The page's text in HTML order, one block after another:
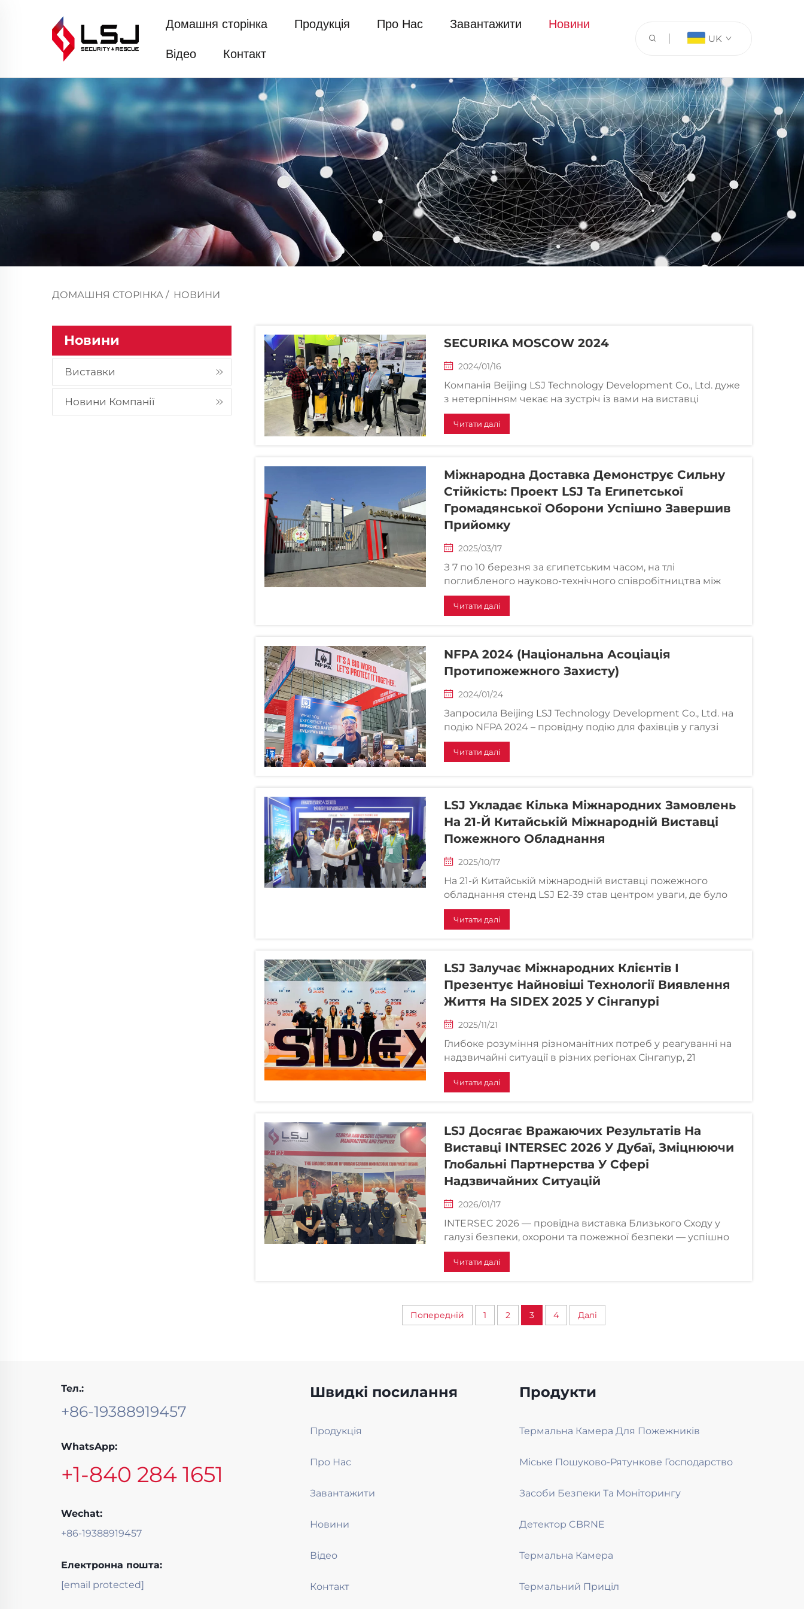
Домашня сторінка Продукція Про Нас Завантажити Новини
Відео Контакт
UK
ДОМАШНЯ СТОРІНКА / НОВИНИ
Новини
Виставки
Новини Компанії
SECURIKA MOSCOW 2024
2024/01/16
Компанія Beijing LSJ Technology Development Co., Ltd. дуже
з нетерпінням чекає на зустріч із вами на виставці
безпеки та охорони SECURIKA Moscow. Ми пропонуємо
низку сучасних пристроїв, які допомагають рятувати життя
Читати далі
Міжнародна Доставка Демонструє Сильну
Стійкість: Проект LSJ Та Египетської
Громадянської Оборони Успішно Завершив
Прийомку
2025/03/17
З 7 по 10 березня за єгипетським часом, на тлі
поглибленого науково-технічного співробітництва між
Китаєм і Єгиптом, компанія LSJ здійснила систематичну
поставку до Центрального штабу цивільної оборони
Читати далі
NFPA 2024 (Національна Асоціація
Протипожежного Захисту)
2024/01/24
Запросила Beijing LSJ Technology Development Co., Ltd. на
подію NFPA 2024 – провідну подію для фахівців у галузі
пожежної охорони та рятувальних операцій. З 17 по 19
червня за адресою 9800 International Dr, Orlando, FL, ми
Читати далі
LSJ Укладає Кілька Міжнародних Замовлень
На 21-Й Китайській Міжнародній Виставці
Пожежного Обладнання
2025/10/17
На 21-й Китайській міжнародній виставці пожежного
обладнання стенд LSJ E2-39 став центром уваги, де було
відсвятковано великий успіх — кілька міжнародних
замовлень було підписано прямо на місці!
Читати далі
LSJ Залучає Міжнародних Клієнтів І
Презентує Найновіші Технології Виявлення
Життя На SIDEX 2025 У Сінгапурі
2025/11/21
Глибоке розуміння різноманітних потреб у реагуванні на
надзвичайні ситуації в різних регіонах Сінгапур, 21
листопада 2025 року — На SIDEX 2025 (Міжнародна
виставка з управління надзвичайними станами та
Читати далі
LSJ Досягає Вражаючих Результатів На
Виставці INTERSEC 2026 У Дубаї, Зміцнюючи
Глобальні Партнерства У Сфері
Надзвичайних Ситуацій
2026/01/17
INTERSEC 2026 — провідна виставка Близького Сходу у
галузі безпеки, охорони та пожежної безпеки — успішно
завершилася в Дубаї. Стенд компанії LSJ, розташований у
Залі 2, стенд 2-F22, привернув значну увагу протягом усієї
Читати далі
Попередній 1 2 3 4 Далі
Тел.:
+86-19388919457
WhatsApp:
+1-840 284 1651
Wechat:
+86-19388919457
Електронна пошта:
[email protected]
Швидкі посилання
Продукція
Про Нас
Завантажити
Новини
Відео
Контакт
Продукти
Термальна Камера Для Пожежників
Міське Пошуково-Рятункове Господарство
Засоби Безпеки Та Моніторингу
Детектор CBRNE
Термальна Камера
Термальний Приціл